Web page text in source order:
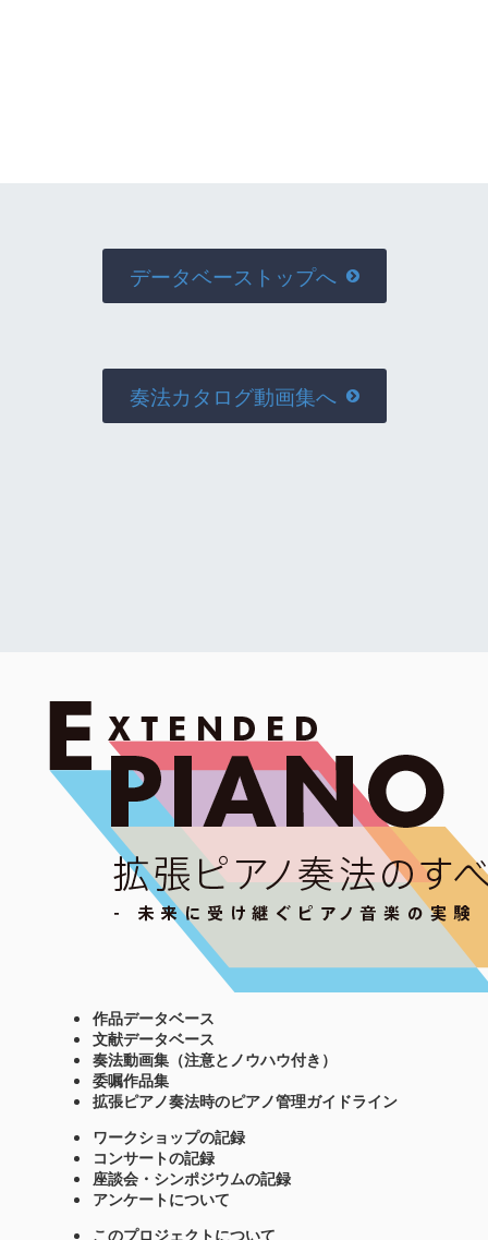
データベーストップへ 
奏法カタログ動画集へ 
作品データベース
文献データベース
奏法動画集（注意とノウハウ付き）
委嘱作品集
拡張ピアノ奏法時のピアノ管理ガイドライン
ワークショップの記録
コンサートの記録
座談会・シンポジウムの記録
アンケートについて
このプロジェクトについて